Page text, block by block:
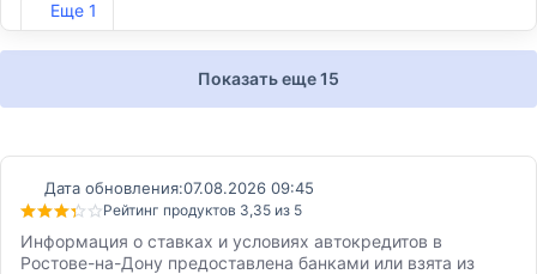
Еще 1
Показать еще 15
Дата обновления:07.08.2026 09:45
Рейтинг продуктов 3,35 из 5
Информация о ставках и условиях автокредитов в
Ростове-на-Дону предоставлена банками или взята из